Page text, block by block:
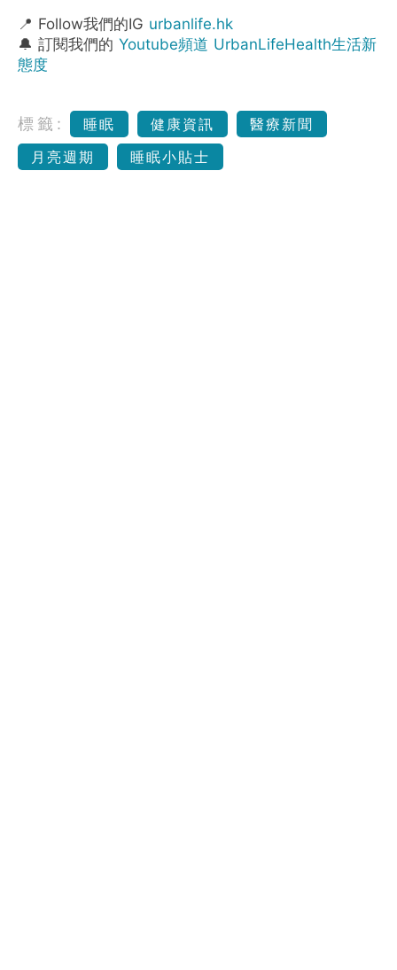
📍 Follow我們的IG urbanlife.hk
🔔 訂閱我們的 Youtube頻道 UrbanLifeHealth生活新
態度
標籤: 睡眠 健康資訊
醫療新聞
月亮週期
睡眠小貼士